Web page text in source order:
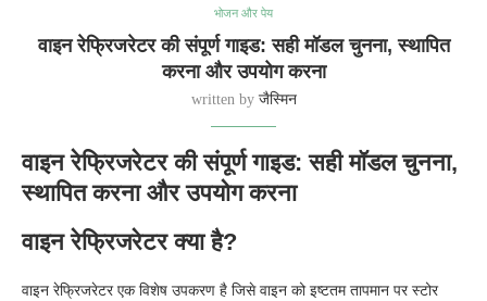
भोजन और पेय
वाइन रेफ्रिजरेटर की संपूर्ण गाइड: सही मॉडल चुनना, स्थापित
करना और उपयोग करना
written by जैस्मिन
वाइन रेफ्रिजरेटर की संपूर्ण गाइड: सही मॉडल चुनना,
स्थापित करना और उपयोग करना
वाइन रेफ्रिजरेटर क्या है?
वाइन रेफ्रिजरेटर एक विशेष उपकरण है जिसे वाइन को इष्टतम तापमान पर स्टोर